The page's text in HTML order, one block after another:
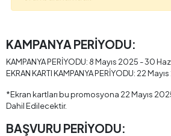
KAMPANYA PERİYODU:
KAMPANYA PERİYODU: 8 Mayıs 2025 - 30
EKRAN KARTI KAMPANYA PERİYODU: 22
*Ekran kartları bu promosyona 22 Mayıs
Dahil Edilecektir.
BAŞVURU PERİYODU: